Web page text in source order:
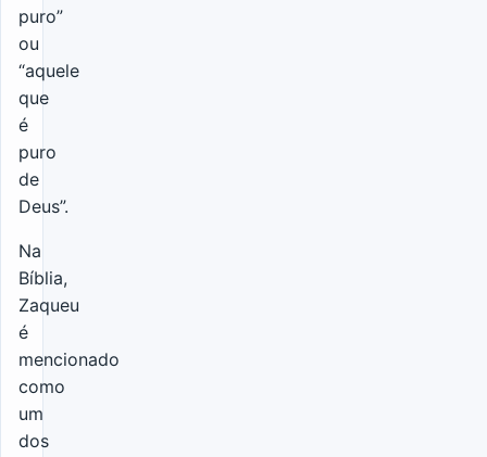
puro”
ou
“aquele
que
é
puro
de
Deus”.
Na
Bíblia,
Zaqueu
é
mencionado
como
um
dos